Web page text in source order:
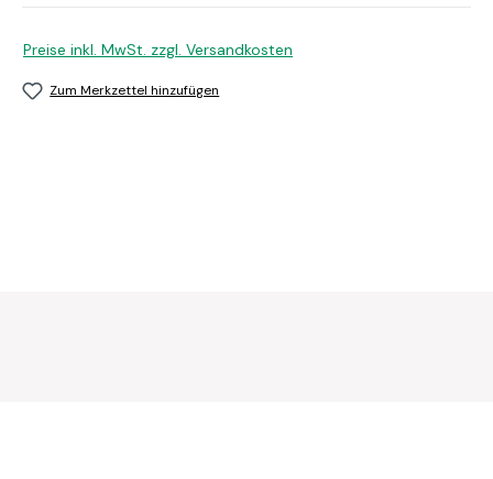
Preise inkl. MwSt. zzgl. Versandkosten
Zum Merkzettel hinzufügen